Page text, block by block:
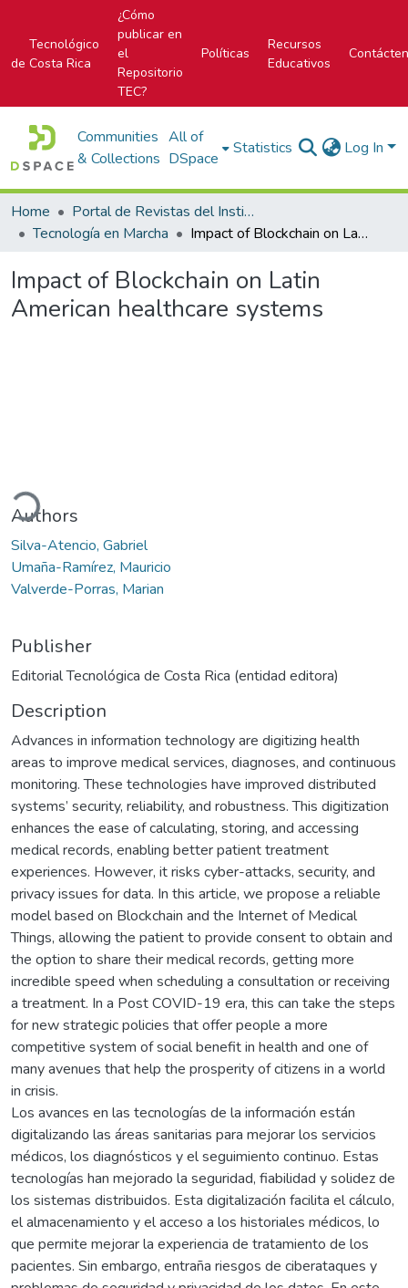
Tecnológico
de Costa Rica
¿Cómo
publicar en
el
Repositorio
TEC?
Políticas
Recursos
Educativos
Communities
& Collections
All of
DSpace
Statistics Log In
Home
Portal de Revistas del Instituto Tecnológico de Costa Rica
Tecnología en Marcha
Impact of Blockchain on Latin American healthcare systems
Impact of Blockchain on Latin
American healthcare systems
Loading...
Authors
Silva-Atencio, Gabriel
Umaña-Ramírez, Mauricio
Valverde-Porras, Marian
Publisher
Editorial Tecnológica de Costa Rica (entidad editora)
Description
Advances in information technology are digitizing health
areas to improve medical services, diagnoses, and continuous
monitoring. These technologies have improved distributed
systems’ security, reliability, and robustness. This digitization
enhances the ease of calculating, storing, and accessing
medical records, enabling better patient treatment
experiences. However, it risks cyber-attacks, security, and
privacy issues for data. In this article, we propose a reliable
model based on Blockchain and the Internet of Medical
Things, allowing the patient to provide consent to obtain and
the option to share their medical records, getting more
incredible speed when scheduling a consultation or receiving
a treatment. In a Post COVID-19 era, this can take the steps
for new strategic policies that offer people a more
competitive system of social benefit in health and one of
many avenues that help the prosperity of citizens in a world
in crisis.
Los avances en las tecnologías de la información están
digitalizando las áreas sanitarias para mejorar los servicios
médicos, los diagnósticos y el seguimiento continuo. Estas
tecnologías han mejorado la seguridad, fiabilidad y solidez de
los sistemas distribuidos. Esta digitalización facilita el cálculo,
el almacenamiento y el acceso a los historiales médicos, lo
que permite mejorar la experiencia de tratamiento de los
pacientes. Sin embargo, entraña riesgos de ciberataques y